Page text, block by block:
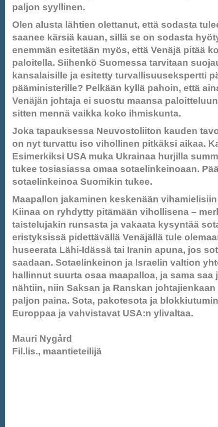
paljon syyllinen.
Olen alusta lähtien olettanut, että sodasta
saanee kärsiä kauan, sillä se on sodasta
enemmän esitetään myös, että Venäjä pitää
paloitella. Siihenkö Suomessa tarvitaan
kansalaisille ja esitetty turvallisuusekspertti
pääministerille? Pelkään kyllä pahoin, että
Venäjän johtaja ei suostu maansa
sitten mennä vaikka koko ihmiskunta.
Joka tapauksessa Neuvostoliiton kauden
on nyt turvattu iso vihollinen pitkäksi aikaa.
Esimerkiksi USA muka Ukrainaa hurjilla
tukee tosiasiassa omaa sotaelinkeinoaan.
sotaelinkeinoa Suomikin tukee.
Maapallon jakaminen keskenään
Kiinaa on ryhdytty pitämään vihollisena –
taistelujakin runsasta ja vakaata kysyntää
eristyksissä pidettävällä Venäjällä tule
huseerata Lähi-Idässä tai Iranin apuna, jos
saadaan. Sotaelinkeinon ja Israelin valtion
hallinnut suurta osaa maapalloa, ja sama saa
nähtiin, niin Saksan ja Ranskan
paljon paina. Sota, pakotesota ja
Europpaa ja vahvistavat USA:n ylivaltaa.
Mauri Nygård
Fil.lis., maantieteilijä